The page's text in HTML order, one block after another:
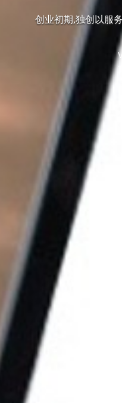
创业初期,独创以服